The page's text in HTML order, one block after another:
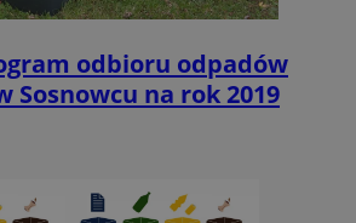
odbioru odpadów
Sosnowcu na rok 2019